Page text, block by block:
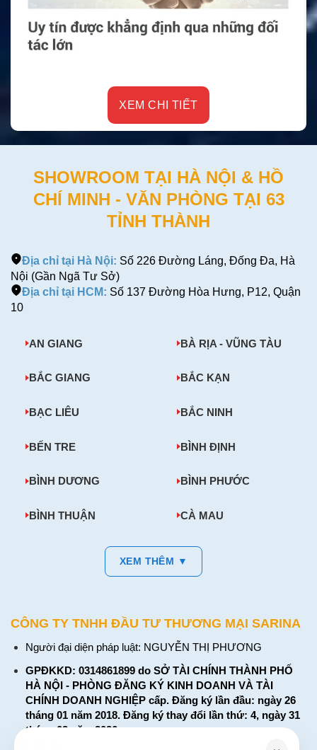
XEM CHI TIẾT
SHOWROOM TẠI HÀ NỘI & HỒ
CHÍ MINH - VĂN PHÒNG TẠI 63
TỈNH THÀNH
Địa chỉ tại Hà Nội: Số 226 Đường Láng, Đống Đa, Hà
Nội (Gần Ngã Tư Sở)
Địa chỉ tại HCM: Số 137 Đường Hòa Hưng, P12, Quận
10
AN GIANG BÀ RỊA - VŨNG TÀU
BẮC GIANG BẮC KẠN
BẠC LIÊU BẮC NINH
BẾN TRE BÌNH ĐỊNH
BÌNH DƯƠNG BÌNH PHƯỚC
BÌNH THUẬN CÀ MAU
XEM THÊM ▼
CÔNG TY TNHH ĐẦU TƯ THƯƠNG MẠI SARINA
Người đại diện pháp luật: NGUYỄN THỊ PHƯƠNG
GPĐKKD: 0314861899 do SỞ TÀI CHÍNH THÀNH PHỐ
HÀ NỘI - PHÒNG ĐĂNG KÝ KINH DOANH VÀ TÀI
CHÍNH DOANH NGHIỆP cấp. Đăng ký lần đầu: ngày 26
tháng 01 năm 2018. Đăng ký thay đổi lần thứ: 4, ngày 31
tháng 03 năm 2026